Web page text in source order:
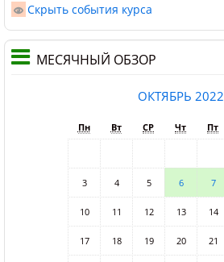
Скрыть события курса
МЕСЯЧНЫЙ ОБЗОР
ОКТЯБРЬ 2022
Пн Вт СР Чт Пт
3 4 5 6 7
10 11 12 13 14
17 18 19 20 21